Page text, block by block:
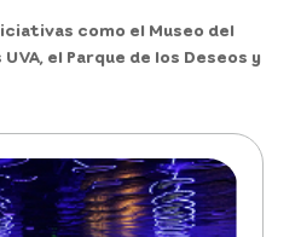
como el Museo del
UVA, el Parque de los Deseos y